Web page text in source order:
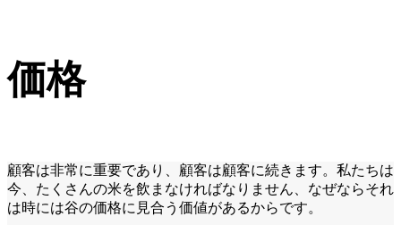
価格
顧客は非常に重要であり、顧客は顧客に続きます。私たちは
今、たくさんの米を飲まなければなりません、なぜならそれ
は時には谷の価格に見合う価値があるからです。